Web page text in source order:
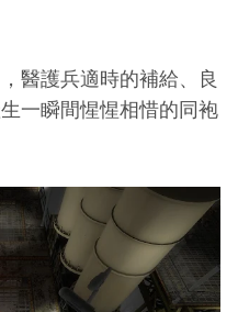
醫護兵適時的補給、良
一瞬間惺惺相惜的同袍